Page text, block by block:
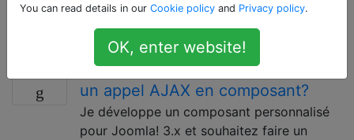
serait que Joomla! est le système d'exploitation et les
composants sont des applications de bureau.
Quelle est la bonne façon de faire
un appel AJAX en composant?
Je développe un composant personnalisé
pour Joomla! 3.x et souhaitez faire un
You can read details in our Cookie policy and Privacy policy.
OK, enter website!